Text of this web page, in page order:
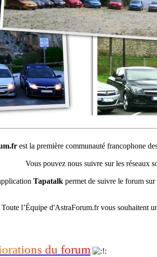
est la première communauté francophone
Vous pouvez nous suivre sur les réseaux
Tapatalkpermet de suivre le forum
Toute l’Équipe d'AstraForum.fr vous souhaitent
orations du forum